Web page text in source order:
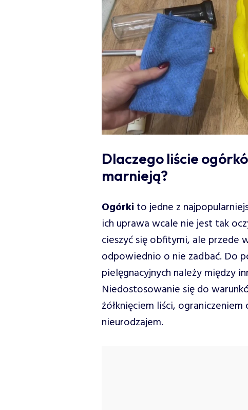
Dlaczego liście
marnieją?
Ogórki to jedne z
ich uprawa wcale nie jest tak
cieszyć się obfitymi, ale przede
odpowiednio o nie zadbać. Do
pielęgnacyjnych należy między
Niedostosowanie się do
żółknięciem liści,
nieurodzajem.